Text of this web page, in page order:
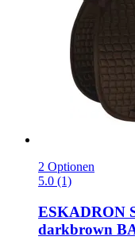
2 Optionen
5.0 (1)
ESKADRON
darkbrown